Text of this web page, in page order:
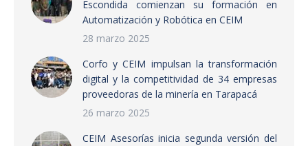
Escondida comienzan su formación en
Automatización y Robótica en CEIM
28 marzo 2025
Corfo y CEIM impulsan la transformación
digital y la competitividad de 34 empresas
proveedoras de la minería en Tarapacá
26 marzo 2025
CEIM Asesorías inicia segunda versión del